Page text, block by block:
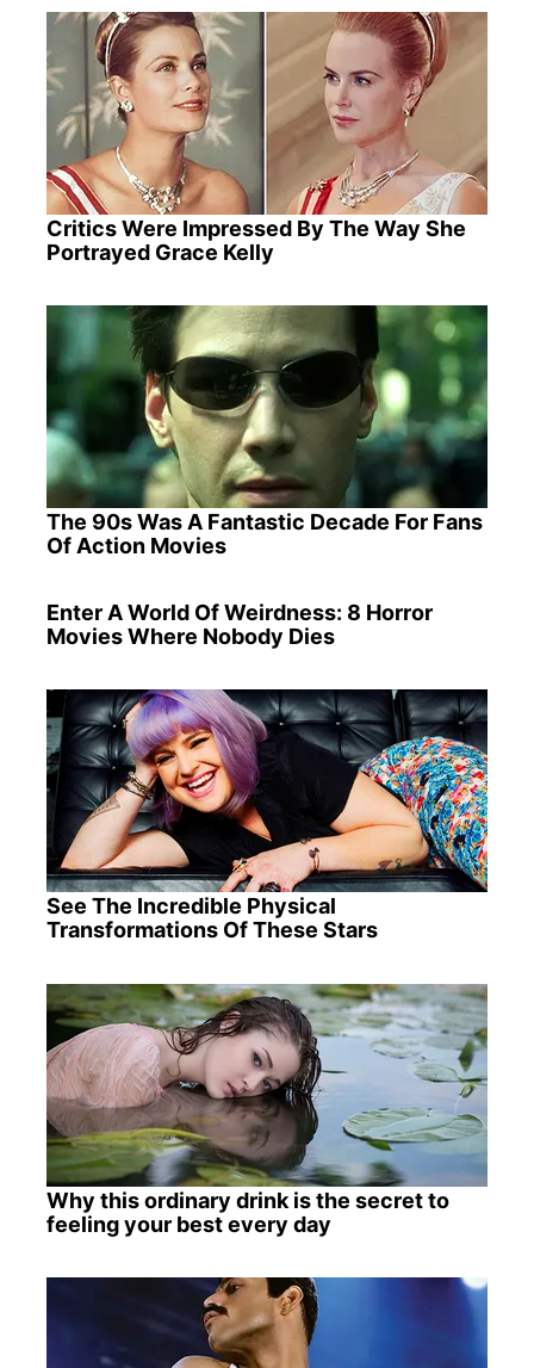
Critics Were Impressed By The Way She
Portrayed Grace Kelly
The 90s Was A Fantastic Decade For Fans
Of Action Movies
Enter A World Of Weirdness: 8 Horror
Movies Where Nobody Dies
See The Incredible Physical
Transformations Of These Stars
Why this ordinary drink is the secret to
feeling your best every day